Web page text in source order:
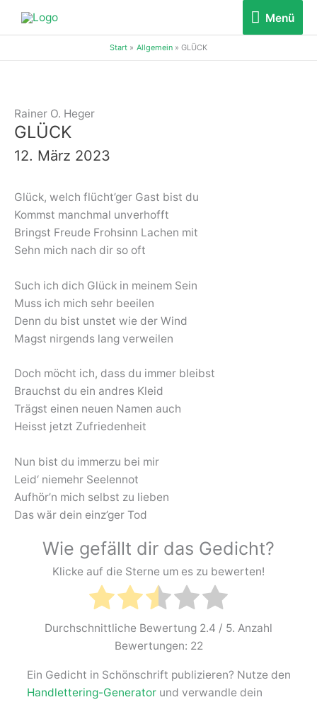
Inhalt
Menü
Menü
Start Allgemein GLÜCK
Rainer O. Heger
GLÜCK
12. März 2023
Glück, welch flücht’ger Gast bist du
Kommst manchmal unverhofft
Bringst Freude Frohsinn Lachen mit
Sehn mich nach dir so oft
Such ich dich Glück in meinem Sein
Muss ich mich sehr beeilen
Denn du bist unstet wie der Wind
Magst nirgends lang verweilen
Doch möcht ich, dass du immer bleibst
Brauchst du ein andres Kleid
Trägst einen neuen Namen auch
Heisst jetzt Zufriedenheit
Nun bist du immerzu bei mir
Leid‘ niemehr Seelennot
Aufhör’n mich selbst zu lieben
Das wär dein einz’ger Tod
Wie gefällt dir das Gedicht?
Klicke auf die Sterne um es zu bewerten!
Durchschnittliche Bewertung 2.4 / 5. Anzahl
Bewertungen: 22
Ein Gedicht in Schönschrift publizieren? Nutze den
Handlettering-Generatorund verwandle dein